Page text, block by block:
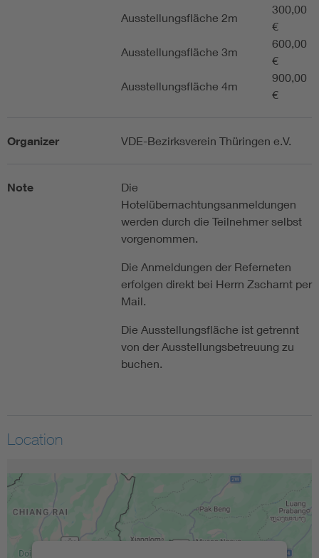
Ausstellungsfläche 2m
300,00
€
Ausstellungsfläche 3m
600,00
€
Ausstellungsfläche 4m
900,00
€
Organizer VDE-Bezirksverein Thüringen e.V.
Note
Die
Hotelübernachtungsanmeldungen
werden durch die Teilnehmer selbst
vorgenommen.
Die Anmeldungen der Referneten
erfolgen direkt bei Herrn Zscharnt per
Mail.
Die Ausstellungsfläche ist getrennt
von der Ausstellungsbetreuung zu
buchen.
Location